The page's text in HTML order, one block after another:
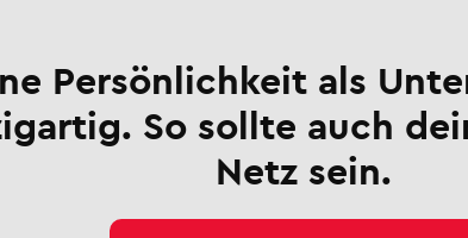
Persönlichkeit als
So sollte auch
Netz sein.